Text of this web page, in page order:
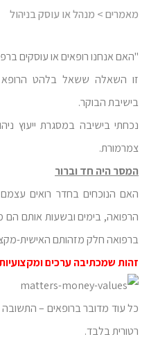
מאמרים> מנהל או עוסק בניהול
"האם אנחנו רופאים או עוסקים
בישיבת הבוקר.
נכחתי בישיבה במסגרת ייעוץ
צמרמורת.
המסר היה חד וברור
האם הנוכחים בחדר רואים
הרפואה, בימים ובשעות אותם
ברפואה חלק מזהותם האישית-
זהות שמכתיבה ערכים
כל עוד מדובר ברופאים –
רטורית בלבד.